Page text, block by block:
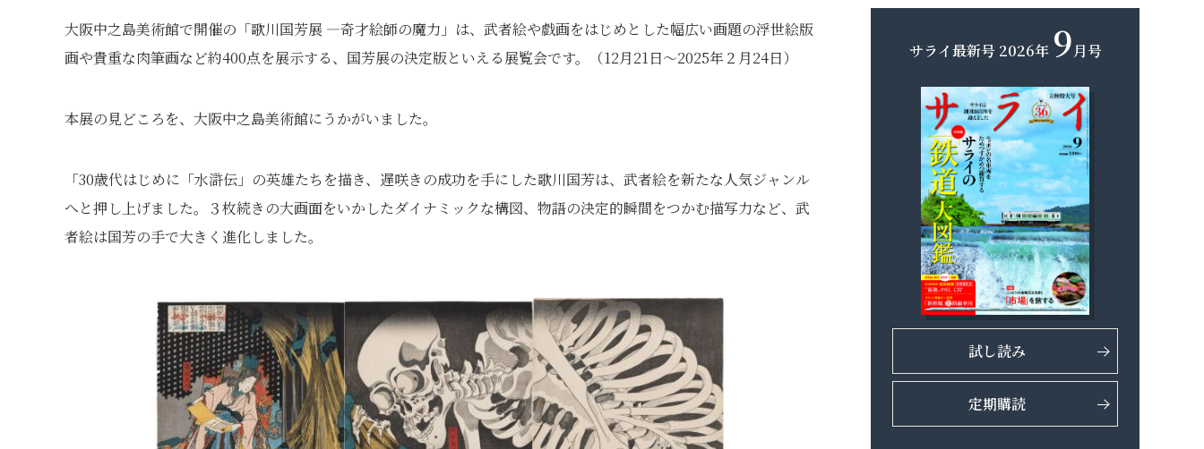
大阪中之島美術館で開催の「歌川国芳展 ―奇才絵師の魔力」は、武者絵や戯画をはじめとした幅広い画題の浮世絵版
画や貴重な肉筆画など約400点を展示する、国芳展の決定版といえる展覧会です。（12月21日～2025年２月24日）
本展の見どころを、大阪中之島美術館にうかがいました。
「30歳代はじめに「水滸伝」の英雄たちを描き、遅咲きの成功を手にした歌川国芳は、武者絵を新たな人気ジャンル
へと押し上げました。３枚続きの大画面をいかしたダイナミックな構図、物語の決定的瞬間をつかむ描写力など、武
者絵は国芳の手で大きく進化しました。
サライ最新号 2026年 9月号
試し読み
定期購読